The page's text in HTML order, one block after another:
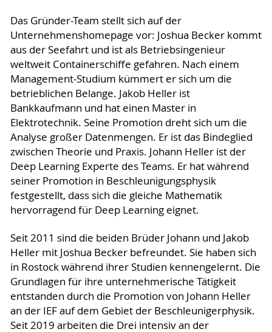
Das Gründer-Team stellt sich auf der
Unternehmenshomepage vor: Joshua Becker kommt
aus der Seefahrt und ist als Betriebsingenieur
weltweit Containerschiffe gefahren. Nach einem
Management-Studium kümmert er sich um die
betrieblichen Belange. Jakob Heller ist
Bankkaufmann und hat einen Master in
Elektrotechnik. Seine Promotion dreht sich um die
Analyse großer Datenmengen. Er ist das Bindeglied
zwischen Theorie und Praxis. Johann Heller ist der
Deep Learning Experte des Teams. Er hat während
seiner Promotion in Beschleunigungsphysik
festgestellt, dass sich die gleiche Mathematik
hervorragend für Deep Learning eignet.
Seit 2011 sind die beiden Brüder Johann und Jakob
Heller mit Joshua Becker befreundet. Sie haben sich
in Rostock während ihrer Studien kennengelernt. Die
Grundlagen für ihre unternehmerische Tätigkeit
entstanden durch die Promotion von Johann Heller
an der IEF auf dem Gebiet der Beschleunigerphysik.
Seit 2019 arbeiten die Drei intensiv an der